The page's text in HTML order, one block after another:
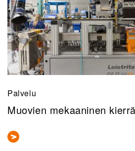
Palvelu
Muovien mekaaninen